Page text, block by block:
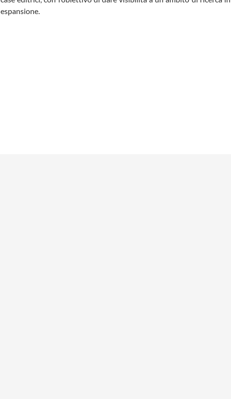
espansione.